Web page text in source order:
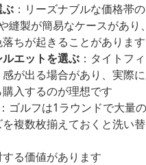
ぶ ：リーズナブルな価格帯
縫製が簡易なケースがあり
ちが起きることがあります
エットを選ぶ ：タイトフ
が出る場合があり、実際
入するのが理想です
：ゴルフは1ラウンドで大量
複数枚揃えておくと洗い
る価値があります